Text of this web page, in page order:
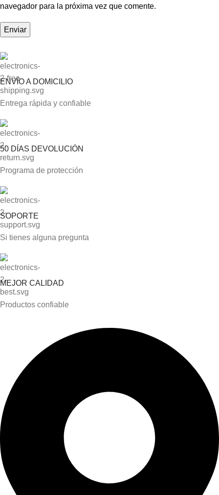
navegador para la próxima vez que comente.
ENVÍO A DOMICILIO
Entrega rápida y confiable
50 DÍAS DEVOLUCIÓN
Programa de protección
SOPORTE
Si tienes alguna pregunta
MEJOR CALIDAD
Productos confiable